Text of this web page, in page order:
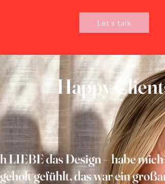
Let´s talk
Happy
LIEBE das Design – habe
gefühlt, das war ein